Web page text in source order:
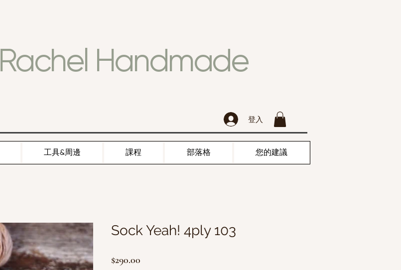
Rachel Handmade
登入
工具&周邊 課程 部落格 您的建議
Sock Yeah! 4ply 103
$290.00